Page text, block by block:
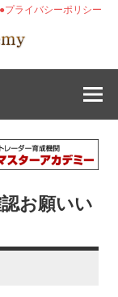
●プライバシーポリシー
お願いい